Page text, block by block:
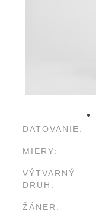
DATOVANIE:
MIERY:
VÝTVARNÝ
DRUH:
ŽÁNER: